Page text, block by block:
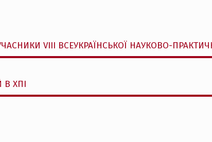
VIII ВСЕУКРАЇНСЬКОЇ НАУКОВО-
В ХПІ